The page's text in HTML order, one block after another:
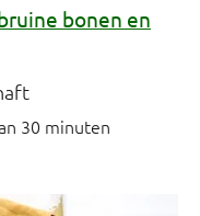
bonen en
30 minuten